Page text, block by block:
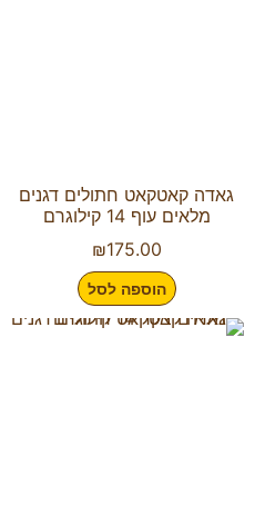
גאדה קאטקאט חתולים דגנים
מלאים עוף 14 קילוגרם
₪175.00
הוספה לסל